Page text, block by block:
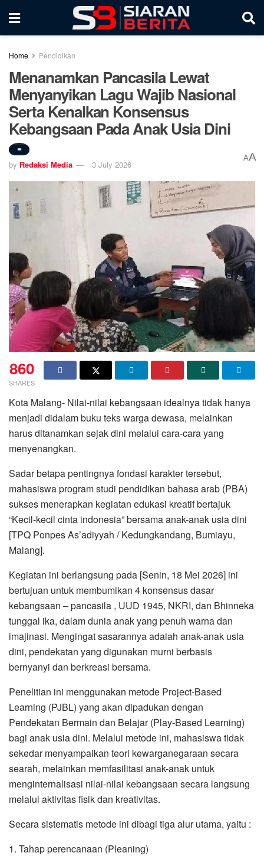
Home Pendidikan
Menanamkan Pancasila Lewat
Menyanyikan Lagu Wajib Nasional
Serta Kenalkan Konsensus
Kebangsaan Pada Anak Usia Dini
by Redaksi Media 3 July 2026
AA
860
SHARES
Kota Malang- Nilai-nilai kebangsaan idealnya tidak hanya
menjadi didalam buku teks warga dewasa, melainkan
harus ditanamkan sejak dini melalui cara-cara yang
menyenangkan.
Sadar betapa pentingnya fondasi karakter tersebut,
mahasiswa program studi pendidikan bahasa arab (PBA)
sukses menerapkan kegiatan edukasi kreatif bertajuk
“Kecil-kecil cinta indonesia” bersama anak-anak usia dini
[TPQ Ponpes As’adiyyah / Kedungkandang, Bumiayu,
Malang].
Kegiatan ini berlangsung pada [Senin, 18 Mei 2026] ini
bertujuan untuk membumikan 4 konsensus dasar
kebangsaan – pancasila , UUD 1945, NKRI, dan Bhinneka
tunggal ika, dalam dunia anak yang penuh warna dan
imajinasi. Mengingat sasarannya adalah anak-anak usia
dini, pendekatan yang digunakan murni berbasis
bernyanyi dan berkreasi bersama.
Penelitian ini menggunakan metode Project-Based
Learning (PJBL) yang akan dipadukan dengan
Pendekatan Bermain dan Belajar (Play-Based Learning)
bagi anak usia dini. Melalui metode ini, mahasiswa tidak
sekedar menyampaikan teori kewarganegaraan secara
searah, melainkan memfasilitasi anak-anak untuk
menginternalisasi nilai-nilai kebangsaan secara langsung
melalui aktivitas fisik dan kreativitas.
Secara sistematis metode ini dibagi tiga alur utama, yaitu :
1. Tahap perencanaan (Pleaning)